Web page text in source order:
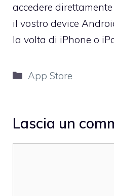
accedere direttamente
il vostro device
la volta di iPhone o
Categorie
App Store
Lascia un